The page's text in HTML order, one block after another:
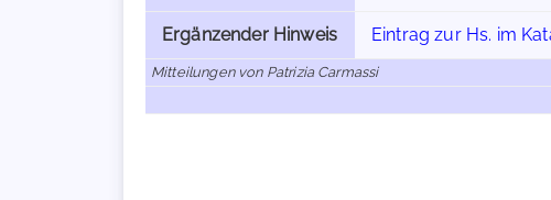
Ergänzender Hinweis Eintrag zur Hs. im
Mitteilungen von Patrizia Carmassi